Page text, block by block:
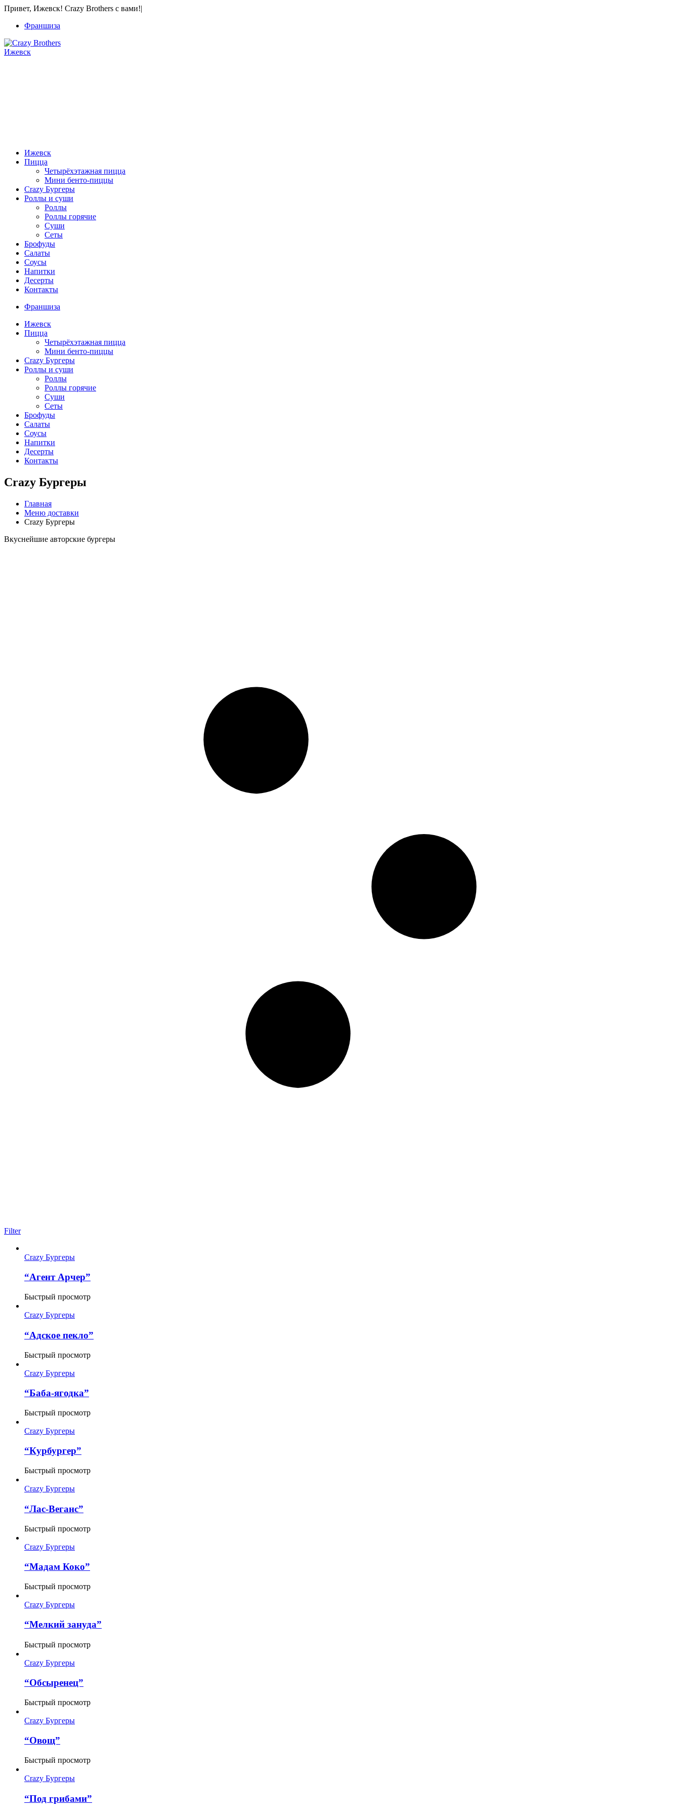
Привет, Ижевск! Crazy Brothers с вами!|
Франшиза
Ижевск
Ижевск
Пицца
Четырёхэтажная пицца
Мини бенто-пиццы
Crazy Бургеры
Роллы и суши
Роллы
Роллы горячие
Суши
Сеты
Брофуды
Салаты
Соусы
Напитки
Десерты
Контакты
Франшиза
Ижевск
Пицца
Четырёхэтажная пицца
Мини бенто-пиццы
Crazy Бургеры
Роллы и суши
Роллы
Роллы горячие
Суши
Сеты
Брофуды
Салаты
Соусы
Напитки
Десерты
Контакты
Crazy Бургеры
Главная
Меню доставки
Crazy Бургеры
Вкуснейшие авторские бургеры
Filter
Crazy Бургеры
“Агент Арчер”
Быстрый просмотр
Crazy Бургеры
“Адское пекло”
Быстрый просмотр
Crazy Бургеры
“Баба-ягодка”
Быстрый просмотр
Crazy Бургеры
“Курбургер”
Быстрый просмотр
Crazy Бургеры
“Лас-Веганс”
Быстрый просмотр
Crazy Бургеры
“Мадам Коко”
Быстрый просмотр
Crazy Бургеры
“Мелкий зануда”
Быстрый просмотр
Crazy Бургеры
“Обсыренец”
Быстрый просмотр
Crazy Бургеры
“Овощ”
Быстрый просмотр
Crazy Бургеры
“Под грибами”